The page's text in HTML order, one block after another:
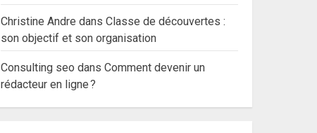
Christine Andre dansClasse de découvertes :
son objectif et son organisation
Consulting seo dansComment devenir un
rédacteur en ligne ?